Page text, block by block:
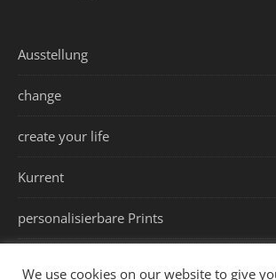
Ausstellung
change
create your life
Kurrent
personalisierbare Prints
We use cookies on our website to give